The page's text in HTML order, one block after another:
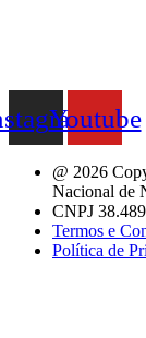
Youtube
@ 2026
Nacional de
CNPJ
Termos e
Política de